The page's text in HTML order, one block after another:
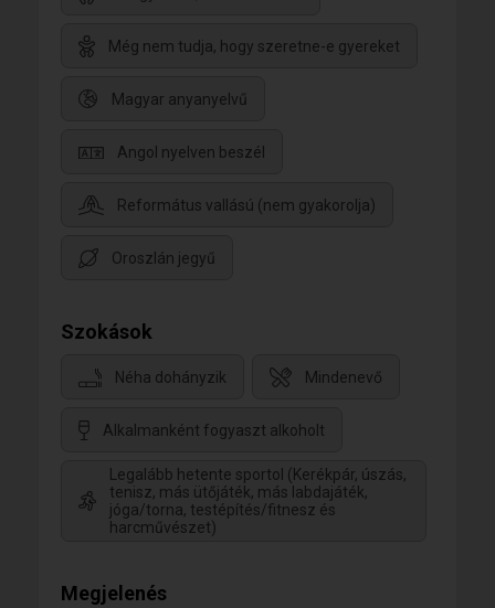
Még nem tudja, hogy szeretne-e gyereket
Magyar anyanyelvű
Angol nyelven beszél
Református vallású (nem gyakorolja)
Oroszlán jegyű
Szokások
Néha dohányzik Mindenevő
Alkalmanként fogyaszt alkoholt
Legalább hetente sportol (Kerékpár, úszás,
tenisz, más ütőjáték, más labdajáték,
jóga/torna, testépítés/fitnesz és
harcművészet)
Megjelenés